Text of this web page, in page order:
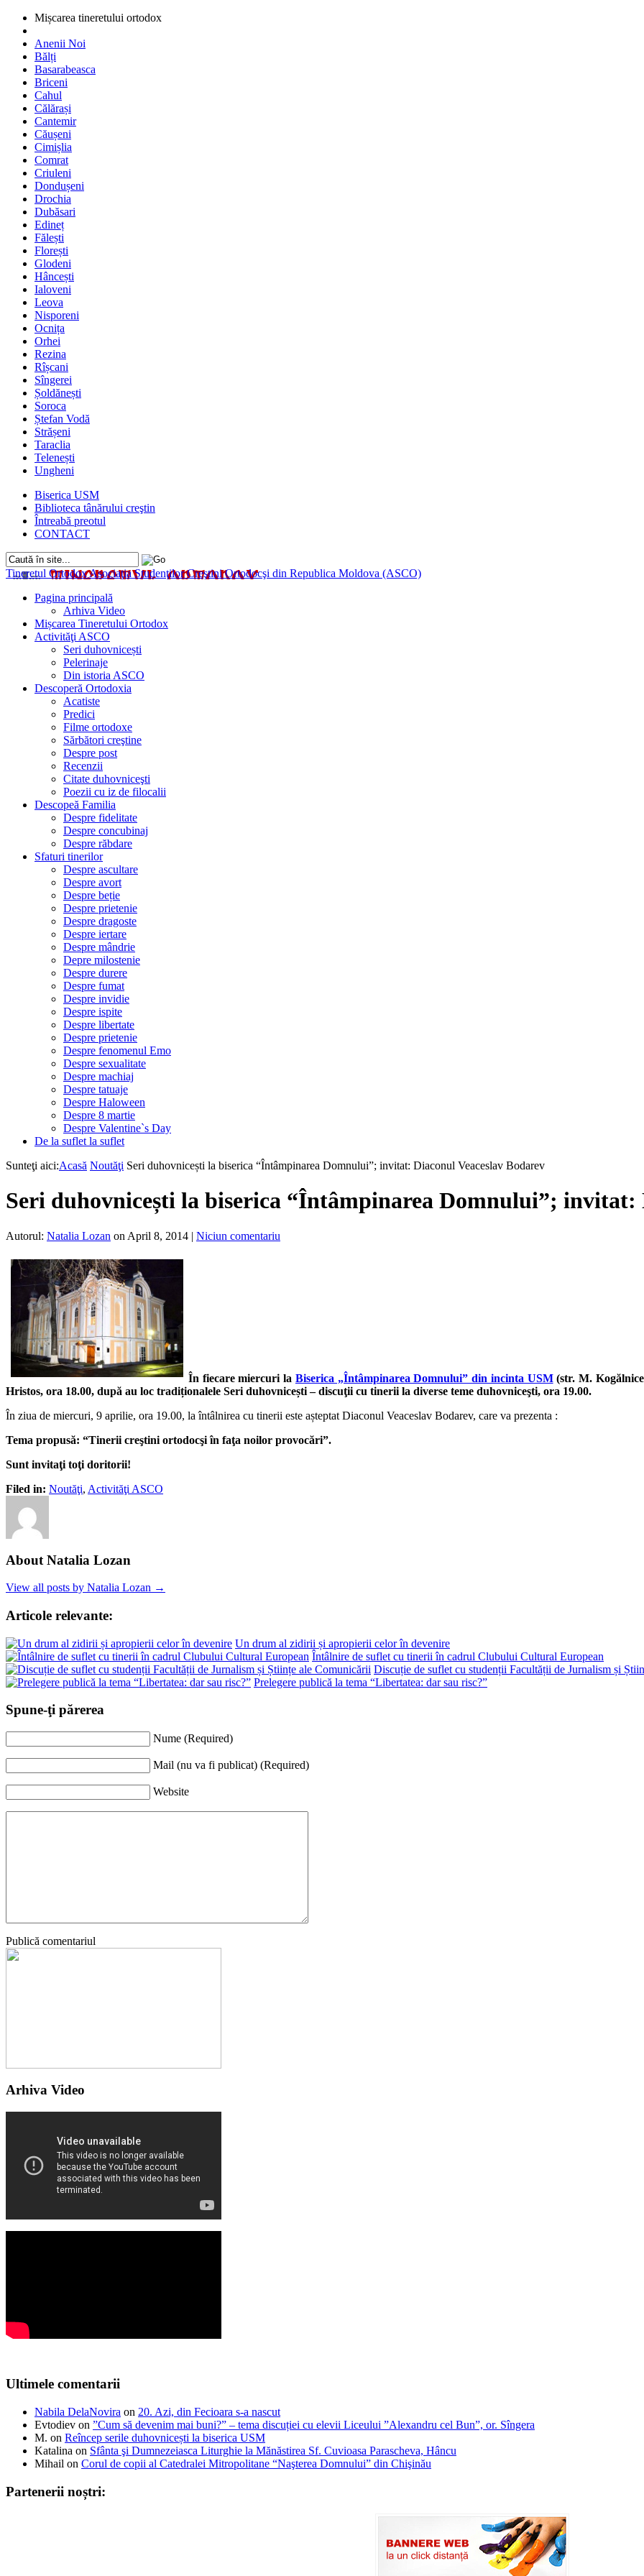
Mișcarea tineretului ortodox
Anenii Noi
Bălți
Basarabeasca
Briceni
Cahul
Călărași
Cantemir
Căușeni
Cimișlia
Comrat
Criuleni
Dondușeni
Drochia
Dubăsari
Edineț
Fălești
Florești
Glodeni
Hâncești
Ialoveni
Leova
Nisporeni
Ocnița
Orhei
Rezina
Rîșcani
Sîngerei
Șoldănești
Soroca
Ștefan Vodă
Strășeni
Taraclia
Telenești
Ungheni
Biserica USM
Biblioteca tânărului creştin
Întreabă preotul
CONTACT
Tineretul OrtodoxAsociaţia Studenţilor Creştini Ortodocşi din Republica Moldova (ASCO)
Pagina principală
Arhiva Video
Mișcarea Tineretului Ortodox
Activităţi ASCO
Seri duhovnicești
Pelerinaje
Din istoria ASCO
Descoperă Ortodoxia
Acatiste
Predici
Filme ortodoxe
Sărbători creştine
Despre post
Recenzii
Citate duhovniceşti
Poezii cu iz de filocalii
Descopeă Familia
Despre fidelitate
Despre concubinaj
Despre răbdare
Sfaturi tinerilor
Despre ascultare
Despre avort
Despre beție
Despre prietenie
Despre dragoste
Despre iertare
Despre mândrie
Depre milostenie
Despre durere
Despre fumat
Despre invidie
Despre ispite
Despre libertate
Despre prietenie
Despre fenomenul Emo
Despre sexualitate
Despre machiaj
Despre tatuaje
Despre Haloween
Despre 8 martie
Despre Valentine`s Day
De la suflet la suflet
Sunteţi aici:Acasă Noutăţi Seri duhovnicești la biserica “Întâmpinarea Domnului”; invitat: Diaconul Veaceslav Bodarev
Seri duhovnicești la biserica “Întâmpinarea Domnului”; invitat:
Autorul: Natalia Lozan on April 8, 2014 | Niciun comentariu
În fiecare miercuri la Biserica „Întâmpinarea Domnului” din incinta USM(str. M.
Hristos, ora 18.00, după au loc tradiționalele Seri duhovnicești – discuţii cu tinerii la diverse teme duhovniceşti, ora 19.00.
În ziua de miercuri, 9 aprilie, ora 19.00, la întâlnirea cu tinerii este așteptat Diaconul Veaceslav Bodarev, care va prezenta :
Tema propusă: “Tinerii creştini ortodocşi în faţa noilor provocări”.
Sunt invitaţi toţi doritorii!
Filed in: Noutăţi, Activităţi ASCO
About Natalia Lozan
View all posts by Natalia Lozan →
Articole relevante:
Un drum al zidirii și apropierii celor în devenire
Întâlnire de suflet cu tinerii în cadrul Clubului Cultural European
Discuție de suflet cu studenții Facultății de Jurnalism și
Prelegere publică la tema “Libertatea: dar sau risc?”
Spune-ţi părerea
Nume (Required)
Mail (nu va fi publicat) (Required)
Website
Publică comentariul
Arhiva Video
Ultimele comentarii
Nabila DelaNovira on 20. Azi, din Fecioara s-a nascut
Evtodiev on ”Cum să devenim mai buni?” – tema discuției cu elevii Liceului ”Alexandru cel Bun”, or. Sîngera
M. on Reîncep serile duhovnicești la biserica USM
Katalina on Sfânta şi Dumnezeiasca Liturghie la Mănăstirea Sf. Cuvioasa Parascheva, Hâncu
Mihail on Corul de copii al Catedralei Mitropolitane “Naşterea Domnului” din Chişinău
Partenerii noștri: